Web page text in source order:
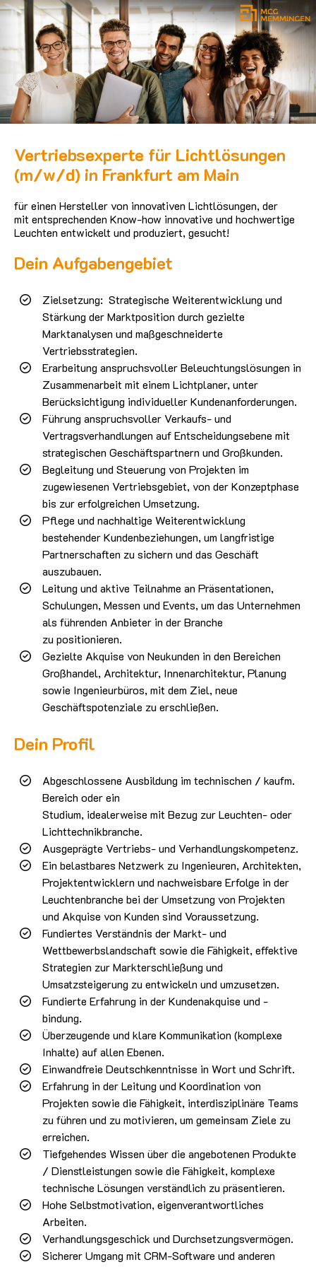
Vertriebsexperte für Lichtlösungen
(m/w/d) in Frankfurt am Main
für einen Hersteller von innovativen Lichtlösungen, der
mit entsprechenden Know-how innovative und hochwertige
Leuchten entwickelt und produziert, gesucht!
Dein Aufgabengebiet
Zielsetzung: Strategische Weiterentwicklung und
Stärkung der Marktposition durch gezielte
Marktanalysen und maßgeschneiderte
Vertriebsstrategien.
Erarbeitung anspruchsvoller Beleuchtungslösungen in
Zusammenarbeit mit einem Lichtplaner, unter
Berücksichtigung individueller Kundenanforderungen.
Führung anspruchsvoller Verkaufs- und
Vertragsverhandlungen auf Entscheidungsebene mit
strategischen Geschäftspartnern und Großkunden.
Begleitung und Steuerung von Projekten im
zugewiesenen Vertriebsgebiet, von der Konzeptphase
bis zur erfolgreichen Umsetzung.
Pflege und nachhaltige Weiterentwicklung
bestehender Kundenbeziehungen, um langfristige
Partnerschaften zu sichern und das Geschäft
auszubauen.
Leitung und aktive Teilnahme an Präsentationen,
Schulungen, Messen und Events, um das Unternehmen
als führenden Anbieter in der Branche
zu positionieren.
Gezielte Akquise von Neukunden in den Bereichen
Großhandel, Architektur, Innenarchitektur, Planung
sowie Ingenieurbüros, mit dem Ziel, neue
Geschäftspotenziale zu erschließen.
Dein Profil
Abgeschlossene Ausbildung im technischen / kaufm.
Bereich oder ein
Studium, idealerweise mit Bezug zur Leuchten- oder
Lichttechnikbranche.
Ausgeprägte Vertriebs- und Verhandlungskompetenz.
Ein belastbares Netzwerk zu Ingenieuren, Architekten,
Projektentwicklern und nachweisbare Erfolge in der
Leuchtenbranche bei der Umsetzung von Projekten
und Akquise von Kunden sind Voraussetzung.
Fundiertes Verständnis der Markt- und
Wettbewerbslandschaft sowie die Fähigkeit, effektive
Strategien zur Markterschließung und
Umsatzsteigerung zu entwickeln und umzusetzen.
Fundierte Erfahrung in der Kundenakquise und -
bindung.
Überzeugende und klare Kommunikation (komplexe
Inhalte) auf allen Ebenen.
Einwandfreie Deutschkenntnisse in Wort und Schrift.
Erfahrung in der Leitung und Koordination von
Projekten sowie die Fähigkeit, interdisziplinäre Teams
zu führen und zu motivieren, um gemeinsam Ziele zu
erreichen.
Tiefgehendes Wissen über die angebotenen Produkte
/ Dienstleistungen sowie die Fähigkeit, komplexe
technische Lösungen verständlich zu präsentieren.
Hohe Selbstmotivation, eigenverantwortliches
Arbeiten.
Verhandlungsgeschick und Durchsetzungsvermögen.
Sicherer Umgang mit CRM-Software und anderen